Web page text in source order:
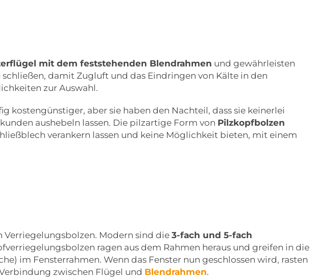
mit dem feststehenden Blendrahmen und gewährleisten
damit Zugluft und das Eindringen von Kälte in den
zur Auswahl.
kostengünstiger, aber sie haben den Nachteil, dass sie keinerlei
aushebeln lassen. Die pilzartige Form von Pilzkopfbolzen
verankern lassen und keine Möglichkeit bieten, mit einem
Verriegelungsbolzen. Modern sind die3-fach und 5-fach
ragen aus dem Rahmen heraus und greifen in die
im Fensterrahmen. Wenn das Fenster nun geschlossen wird, rasten
zwischen Flügel und Blendrahmen.